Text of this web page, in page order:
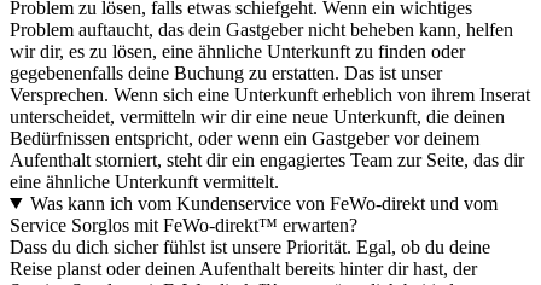
Problem zu lösen, falls etwas schiefgeht. Wenn ein wichtiges
Problem auftaucht, das dein Gastgeber nicht beheben kann, helfen
wir dir, es zu lösen, eine ähnliche Unterkunft zu finden oder
gegebenenfalls deine Buchung zu erstatten. Das ist unser
Versprechen. Wenn sich eine Unterkunft erheblich von ihrem Inserat
unterscheidet, vermitteln wir dir eine neue Unterkunft, die deinen
Bedürfnissen entspricht, oder wenn ein Gastgeber vor deinem
Aufenthalt storniert, steht dir ein engagiertes Team zur Seite, das dir
eine ähnliche Unterkunft vermittelt.
Was kann ich vom Kundenservice von FeWo-direkt und vom
Service Sorglos mit FeWo-direkt™ erwarten?
Dass du dich sicher fühlst ist unsere Priorität. Egal, ob du deine
Reise planst oder deinen Aufenthalt bereits hinter dir hast, der